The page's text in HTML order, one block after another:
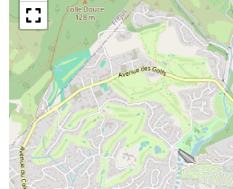
Horodatage